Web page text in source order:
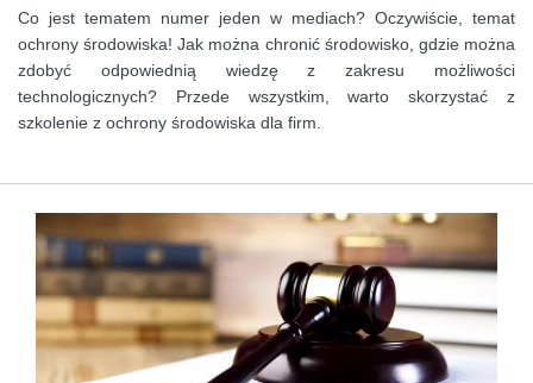
Co jest tematem numer jeden w mediach? Oczywiście, temat
ochrony środowiska! Jak można chronić środowisko, gdzie można
zdobyć odpowiednią wiedzę z zakresu możliwości
technologicznych? Przede wszystkim, warto skorzystać z
szkolenie z ochrony środowiska dla firm.